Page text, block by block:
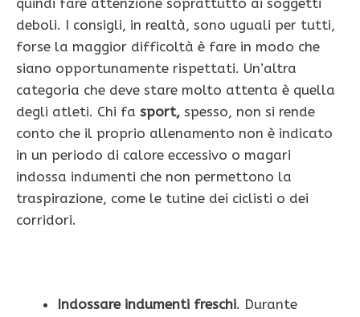
quindi fare attenzione soprattutto ai soggetti
deboli. I consigli, in realtà, sono uguali per tutti,
forse la maggior difficoltà è fare in modo che
siano opportunamente rispettati. Un’altra
categoria che deve stare molto attenta è quella
degli atleti. Chi fa sport, spesso, non si rende
conto che il proprio allenamento non è indicato
in un periodo di calore eccessivo o magari
indossa indumenti che non permettono la
traspirazione, come le tutine dei ciclisti o dei
corridori.
Indossare indumenti freschi. Durante